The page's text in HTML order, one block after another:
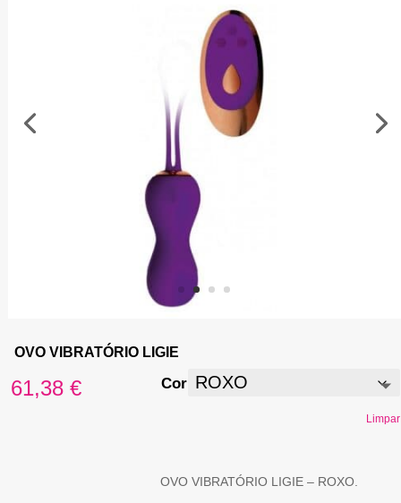
OVO VIBRATÓRIO LIGIE
61,38 € Cor
Limpar
OVO VIBRATÓRIO LIGIE – ROXO.